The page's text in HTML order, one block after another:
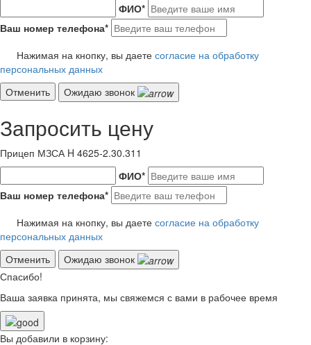
ФИО*
Ваш номер телефона*
Нажимая на кнопку, вы даете согласие на обработку
персональных данных
Отменить
Ожидаю звонок
Запросить цену
Прицеп МЗСА H 4625-2.30.311
ФИО*
Ваш номер телефона*
Нажимая на кнопку, вы даете согласие на обработку
персональных данных
Отменить
Ожидаю звонок
Спасибо!
Ваша заявка принята, мы свяжемся с вами в рабочее время
Вы добавили в корзину: